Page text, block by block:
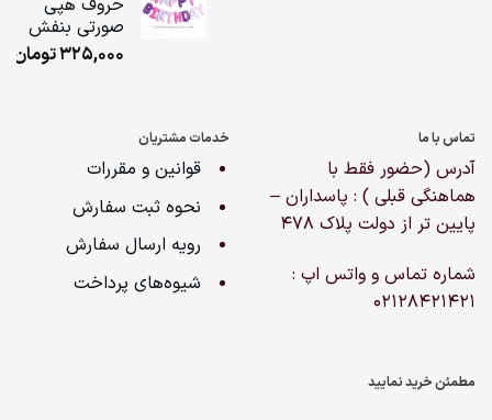
حروف هپی
صورتی بنفش
325,000تومان
تماس با ما
آدرس (حضور فقط با
هماهنگی قبلی ) : پاسداران –
پایین تر از دولت پلاک ۴۷۸
شماره تماس و واتس اپ :
02128421421
خدمات مشتریان
قوانین و مقررات
نحوه ثبت سفارش
رویه ارسال سفارش
شیوه‌های پرداخت
مطمئن خرید نمایید